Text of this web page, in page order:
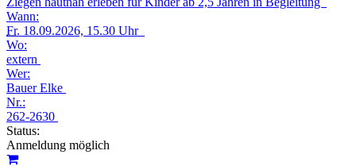
Wann:
Fr. 18.09.2026, 15.30 Uhr
Wo:
extern
Wer:
Bauer Elke
Nr.:
262-2630
Status:
Anmeldung möglich